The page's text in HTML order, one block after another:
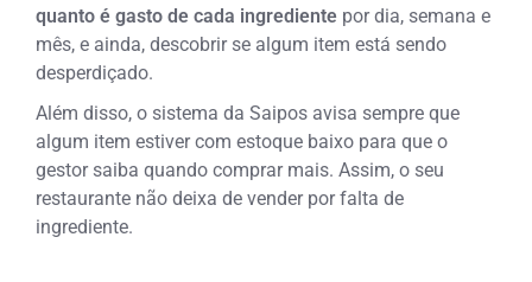
quanto é gasto de cada ingrediente por dia, semana e
mês, e ainda, descobrir se algum item está sendo
desperdiçado.
Além disso, o sistema da Saipos avisa sempre que
algum item estiver com estoque baixo para que o
gestor saiba quando comprar mais. Assim, o seu
restaurante não deixa de vender por falta de
ingrediente.